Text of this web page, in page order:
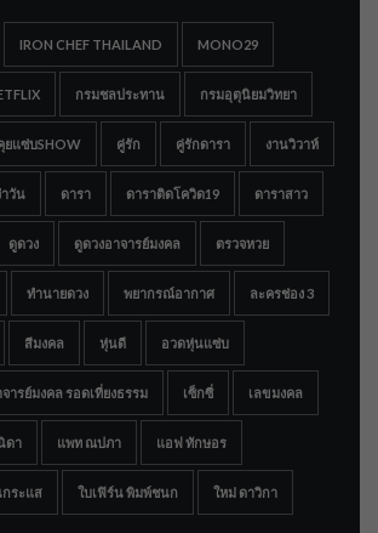
IRON CHEF THAILAND MONO29
กรมชลประทาน กรมอุตุนิยมวิทยา
ยแซ่บSHOW คู่รัก คู่รักดารา งานวิวาห์
ำวัน ดารา ดาราติดโควิด19 ดาราสาว
ดูดวง ดูดวงอาจารย์มงคล ตรวจหวย
ทำนายดวง พยากรณ์อากาศ ละครช่อง 3
สีมงคล หุ่นดี อวดหุ่นแซ่บ
จารย์มงคล รอดเที่ยงธรรม เซ็กซี่ เลขมงคล
ดา แพท ณปภา แอฟ ทักษอร
ระแส ใบเฟิร์น พิมพ์ชนก ใหม่ ดาวิกา